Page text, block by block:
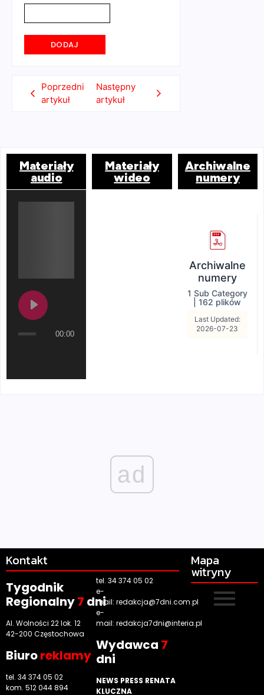
Poprzedni
artykuł
Następny
artykuł
Materiały
audio
00:00
Materiały
wideo
Archiwalne
numery
Archiwalne
numery
1 Sub Category
162 plików
Last Updated:
2026-07-23
ad
Kontakt
Tygodnik
Regionalny7 dni
Al. Wolności 22 lok. 12
42-200 Częstochowa
Biuroreklamy
tel. 34 374 05 02
kom. 512 044 894
tel. 34 374 05 02
e-
mail: redakcja@7dni.com.pl
e-
mail: redakcja7dni@interia.pl
Wydawca 7
dni
NEWS PRESS RENATA
KLUCZNA
Mapa
witryny